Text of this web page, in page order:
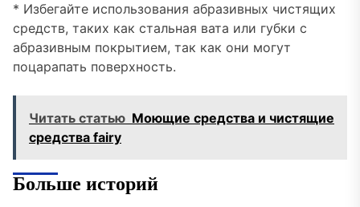
* Избегайте использования абразивных чистящих
средств, таких как стальная вата или губки с
абразивным покрытием, так как они могут
поцарапать поверхность.
Читать статью Моющие средства и чистящие
средства fairy
Больше историй